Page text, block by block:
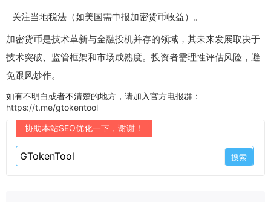
关注当地税法（如美国需申报加密货币收益）。
加密货币是技术革新与金融投机并存的领域，其未来发展取决于
技术突破、监管框架和市场成熟度。投资者需理性评估风险，避
免跟风炒作。
如有不明白或者不清楚的地方，请加入官方电报群：
https://t.me/gtokentool
协助本站SEO优化一下，谢谢！